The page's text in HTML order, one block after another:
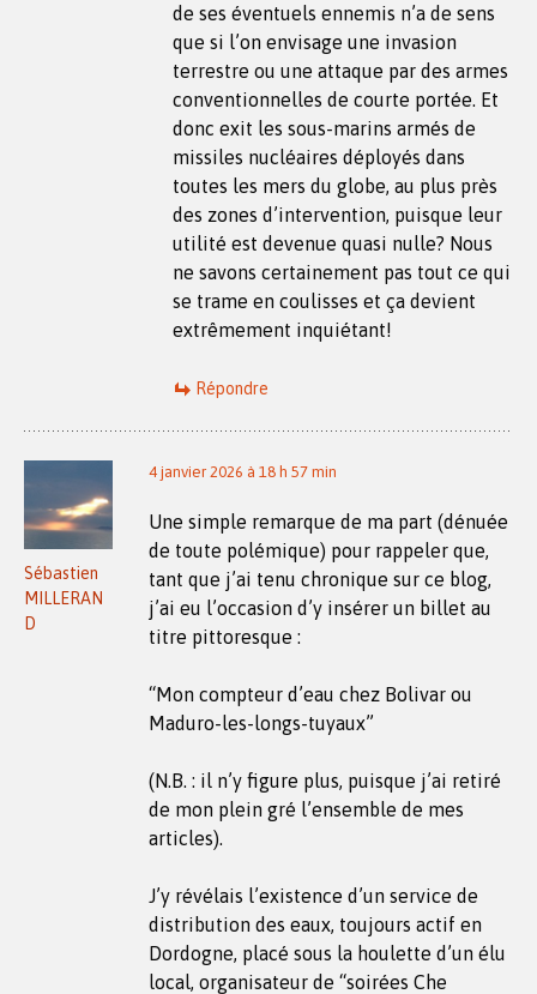
de ses éventuels ennemis n’a de sens
que si l’on envisage une invasion
terrestre ou une attaque par des armes
conventionnelles de courte portée. Et
donc exit les sous-marins armés de
missiles nucléaires déployés dans
toutes les mers du globe, au plus près
des zones d’intervention, puisque leur
utilité est devenue quasi nulle? Nous
ne savons certainement pas tout ce qui
se trame en coulisses et ça devient
extrêmement inquiétant!
Répondre
Sébastien
MILLERAN
D
4 janvier 2026 à 18 h 57 min
Une simple remarque de ma part (dénuée
de toute polémique) pour rappeler que,
tant que j’ai tenu chronique sur ce blog,
j’ai eu l’occasion d’y insérer un billet au
titre pittoresque :
“Mon compteur d’eau chez Bolivar ou
Maduro-les-longs-tuyaux”
(N.B. : il n’y figure plus, puisque j’ai retiré
de mon plein gré l’ensemble de mes
articles).
J’y révélais l’existence d’un service de
distribution des eaux, toujours actif en
Dordogne, placé sous la houlette d’un élu
local, organisateur de “soirées Che